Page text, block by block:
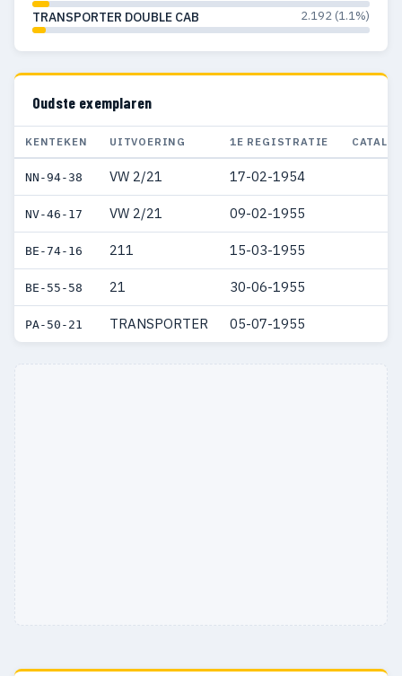
1970 28 15
1969 28 13
1967 22 19
1966 19 19
1965 14 14
1964 11 11
1963 9 7
1962 10 5
TRANSPORTER DOUBLE CAB 2.192 (1.1%)
Oudste exemplaren
KENTEKEN UITVOERING 1E REGISTRATIE
NN-94-38 VW 2/21 17-02-1954
NV-46-17 VW 2/21 09-02-1955
BE-74-16 211 15-03-1955
BE-55-58 21 30-06-1955
PA-50-21 TRANSPORTER 05-07-1955